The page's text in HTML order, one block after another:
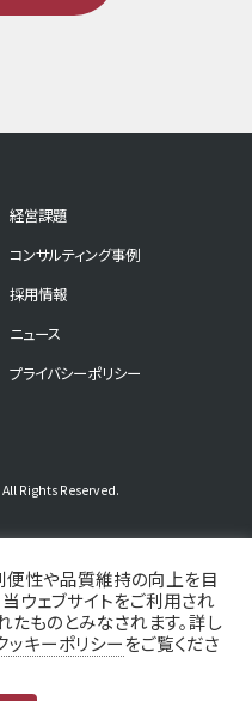
経営課題
コンサルティング事例
採用情報
ニュース
プライバシーポリシー
Rights Reserved.
便性や品質維持の向上を目
ウェブサイトをご利用され
たものとみなされます。詳し
ッキーポリシーをご覧くださ